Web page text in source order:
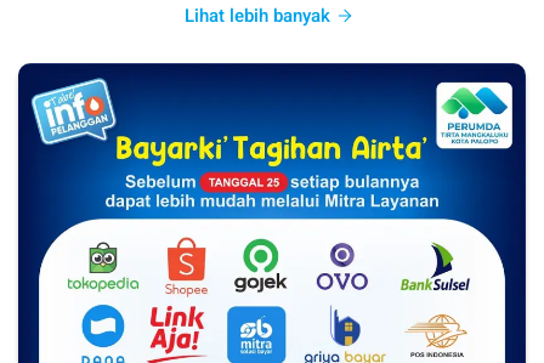
Lihat lebih banyak